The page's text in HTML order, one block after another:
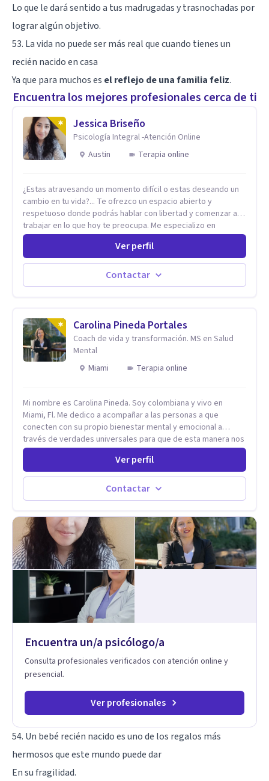
Lo que le dará sentido a tus madrugadas y trasnochadas por
lograr algún objetivo.
53. La vida no puede ser más real que cuando tienes un
recién nacido en casa
Ya que para muchos es el reflejo de una familia feliz.
Encuentra los mejores profesionales cerca de ti
Jessica Briseño
Psicología Integral -Atención Online
Austin
Terapia online
¿Estas atravesando un momento difícil o estas deseando un
cambio en tu vida?... Te ofrezco un espacio abierto y
respetuoso donde podrás hablar con libertad y comenzar a
trabajar en lo que hoy te preocupa. Me especializo en
Trastornos de Ansiedad y a lo largo de mi experiencia
profesional he acompañado a muchas Familias y Parejas con
distintas problemáticas como el manejo del estrés,
Autoestima, Gestión de la Ira, Depresión, Retos en la Crianza,
Codependencia, Celos, entre otros. Cuento con más de 12
Adolescentes y Adultos
Ver perfil
Contactar
Carolina Pineda Portales
Coach de vida y transformación. MS en Salud
Mental
Miami
Terapia online
Mi nombre es Carolina Pineda. Soy colombiana y vivo en
Miami, Fl. Me dedico a acompañar a las personas a que
conecten con su propio bienestar mental y emocional a
través de verdades universales para que de esta manera nos
permitamos navegar por la vida con facilidad, paz y gozo.
Todo se encuentra en nuestra propia sabiduría. Todo ocurre
de adentro hacia afuera. Un poco (o mucho) de paz mental es
lo que necesitamos, todos. Empecemos por aqui.
Ver perfil
Contactar
Encuentra un/a psicólogo/a
Consulta profesionales verificados con atención online y
presencial.
Ver profesionales
54. Un bebé recién nacido es uno de los regalos más
hermosos que este mundo puede dar
En su fragilidad.